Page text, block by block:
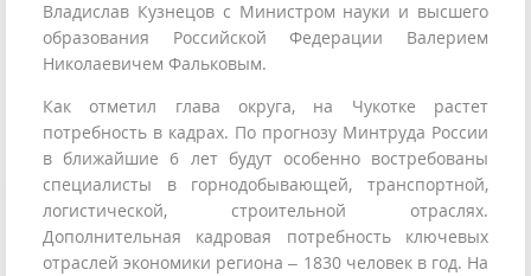
Владислав Кузнецов с Министром науки и высшего
образования Российской Федерации Валерием
Николаевичем Фальковым.
Как отметил глава округа, на Чукотке растет
потребность в кадрах. По прогнозу Минтруда России
в ближайшие 6 лет будут особенно востребованы
специалисты в горнодобывающей, транспортной,
логистической, строительной отраслях.
Дополнительная кадровая потребность ключевых
отраслей экономики региона – 1830 человек в год. На